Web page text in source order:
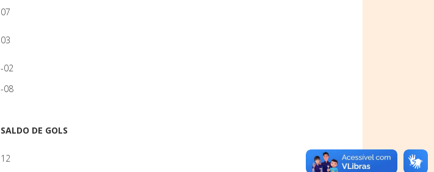
07
03
-02
-08
SALDO DE GOLS
12